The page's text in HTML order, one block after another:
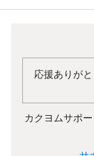
応援ありが
カクヨムサポ